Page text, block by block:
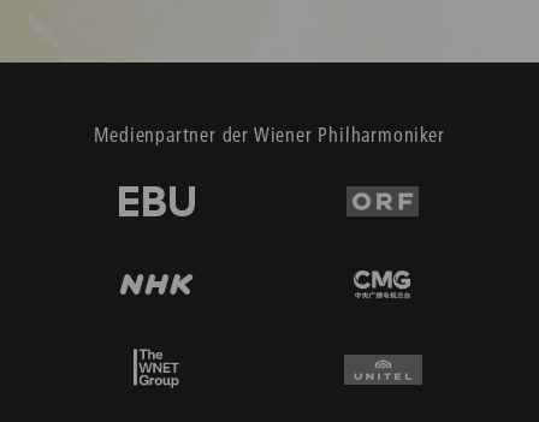
Medienpartner der Wiener Philharmoniker